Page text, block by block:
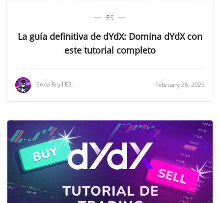
ES
La guía definitiva de dYdX: Domina dYdX con
este tutorial completo
Seba Kryll ES February 25, 2025